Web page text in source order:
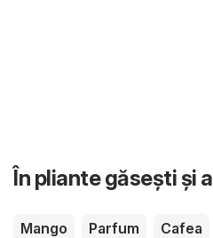
În pliante găsești și
Mango Parfum Cafea